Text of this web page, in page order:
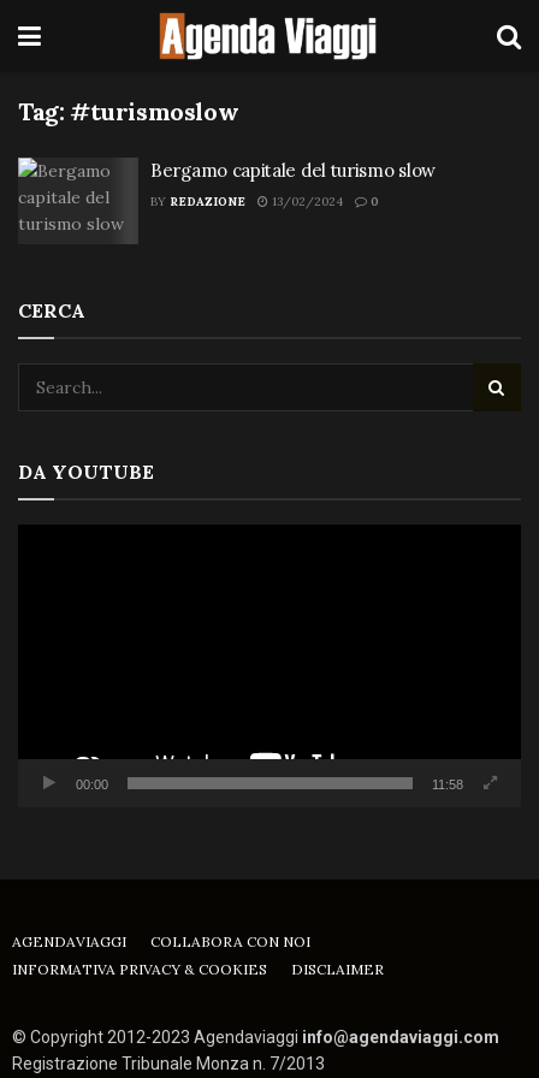
Tag: #turismoslow
Bergamo capitale del turismo slow
BY REDAZIONE 13/02/2024 0
CERCA
DA YOUTUBE
00:00 11:58
AGENDAVIAGGI
COLLABORA CON NOI
INFORMATIVA PRIVACY & COOKIES
DISCLAIMER
© Copyright 2012-2023 Agendaviaggi info@agendaviaggi.com
Registrazione Tribunale Monza n. 7/2013